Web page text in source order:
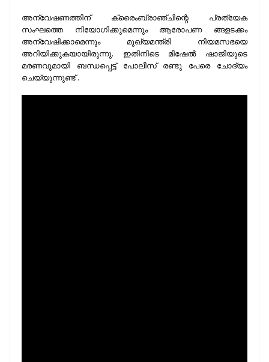
അന്വേഷണത്തിന് ക്രൈംബ്രാഞ്ചിന്റെ പ്രത്യേക
സംഘത്തെ നിയോഗിക്കുമെന്നും ആരോപണ ങ്ങളടക്കം
അന്വേഷിക്കാമെന്നും മുഖ്യമന്ത്രി നിയമസഭയെ
അറിയിക്കുകയായിരുന്നു. ഇതിനിടെ മിഷേല്‍ ഷാജിയുടെ
മരണവുമായി ബന്ധപ്പെട്ട് പോലീസ് രണ്ടു പേരെ ചോദ്യം
ചെയ്യുന്നുണ്ട് .